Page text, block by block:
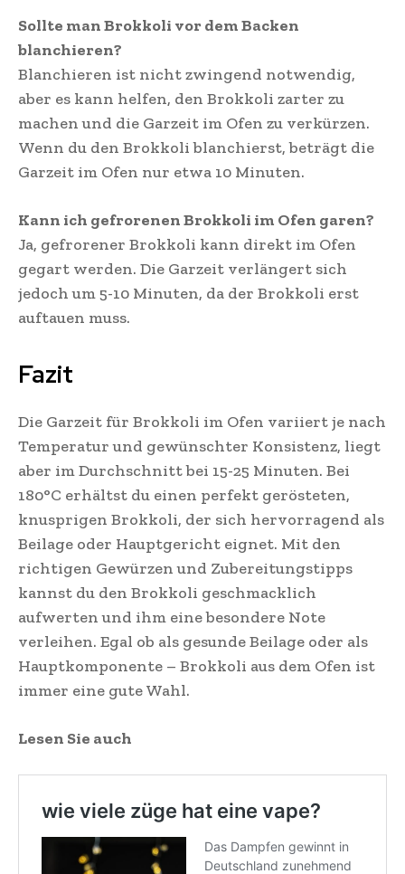
Sollte man Brokkoli vor dem Backen
blanchieren?
Blanchieren ist nicht zwingend notwendig,
aber es kann helfen, den Brokkoli zarter zu
machen und die Garzeit im Ofen zu verkürzen.
Wenn du den Brokkoli blanchierst, beträgt die
Garzeit im Ofen nur etwa 10 Minuten.
Kann ich gefrorenen Brokkoli im Ofen garen?
Ja, gefrorener Brokkoli kann direkt im Ofen
gegart werden. Die Garzeit verlängert sich
jedoch um 5-10 Minuten, da der Brokkoli erst
auftauen muss.
Fazit
Die Garzeit für Brokkoli im Ofen variiert je nach
Temperatur und gewünschter Konsistenz, liegt
aber im Durchschnitt bei 15-25 Minuten. Bei
180°C erhältst du einen perfekt gerösteten,
knusprigen Brokkoli, der sich hervorragend als
Beilage oder Hauptgericht eignet. Mit den
richtigen Gewürzen und Zubereitungstipps
kannst du den Brokkoli geschmacklich
aufwerten und ihm eine besondere Note
verleihen. Egal ob als gesunde Beilage oder als
Hauptkomponente – Brokkoli aus dem Ofen ist
immer eine gute Wahl.
Lesen Sie auch